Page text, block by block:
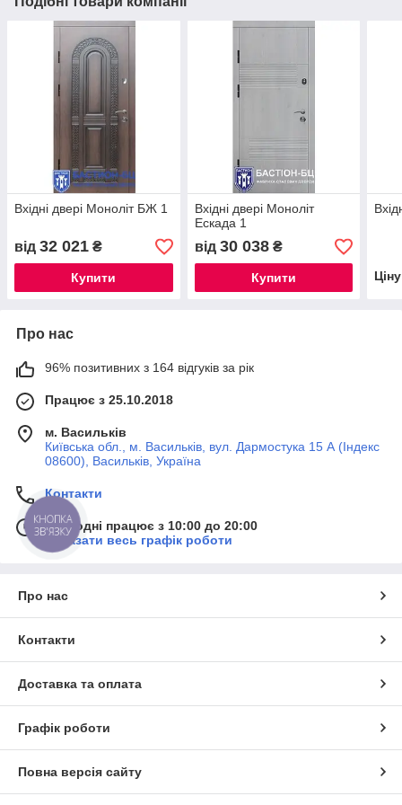
Вхідні двері Моноліт БЖ 1
від 32 021 ₴
Купити
Вхідні двері Моноліт
Ескада 1
від 30 038₴
Купити
Про нас
96% позитивних з 164 відгуків за рік
Працює з 25.10.2018
м. Васильків
Київська обл., м. Васильків, вул. Дармостука 15 А (Індекс
08600), Васильків, Україна
Контакти
Сьогодні працює з 10:00 до 20:00
Показати весь графік роботи
Про нас
Контакти
Доставка та оплата
Графік роботи
Повна версія сайту
КНОПКА
ЗВ'ЯЗКУ